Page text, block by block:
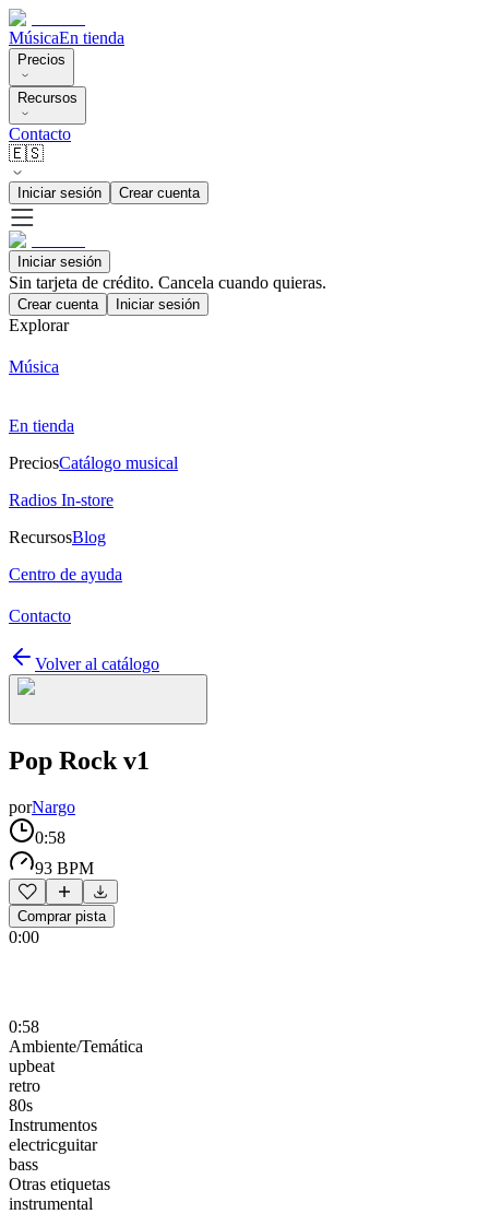
MúsicaEn tienda
Precios
Recursos
Contacto
🇪🇸
Iniciar sesión Crear cuenta
Iniciar sesión
Sin tarjeta de crédito. Cancela cuando quieras.
Crear cuenta Iniciar sesión
Explorar
Música
En tienda
PreciosCatálogo musical
Radios In-store
RecursosBlog
Centro de ayuda
Contacto
Volver al catálogo
Pop Rock v1
porNargo
0:58
93 BPM
Comprar pista
0:00
0:58
Ambiente/Temática
upbeat
retro
80s
Instrumentos
electricguitar
bass
Otras etiquetas
instrumental